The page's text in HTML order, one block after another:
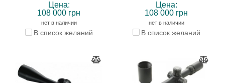
Цена:
108 000 грн
нет в наличии
В список желаний
Цена:
108 000 грн
нет в наличии
В список желаний